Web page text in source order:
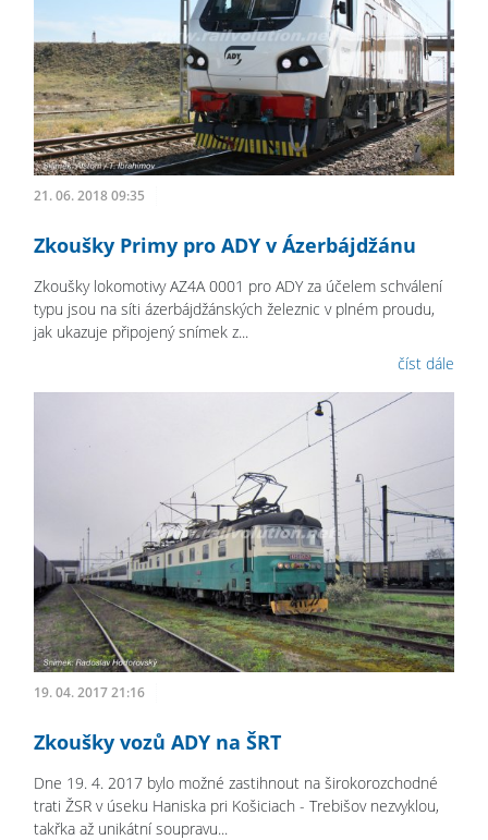
21. 06. 2018 09:35
Zkoušky Primy pro ADY v Ázerbájdžánu
Zkoušky lokomotivy AZ4A 0001 pro ADY za účelem schválení
typu jsou na síti ázerbájdžánských železnic v plném proudu,
jak ukazuje připojený snímek z...
číst dále
19. 04. 2017 21:16
Zkoušky vozů ADY na ŠRT
Dne 19. 4. 2017 bylo možné zastihnout na širokorozchodné
trati ŽSR v úseku Haniska pri Košiciach - Trebišov nezvyklou,
takřka až unikátní soupravu...